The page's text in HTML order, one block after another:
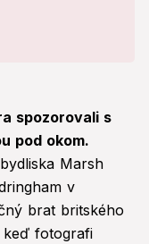
spozorovali s
pod okom.
Marsh
v
brat britského
keď fotografi